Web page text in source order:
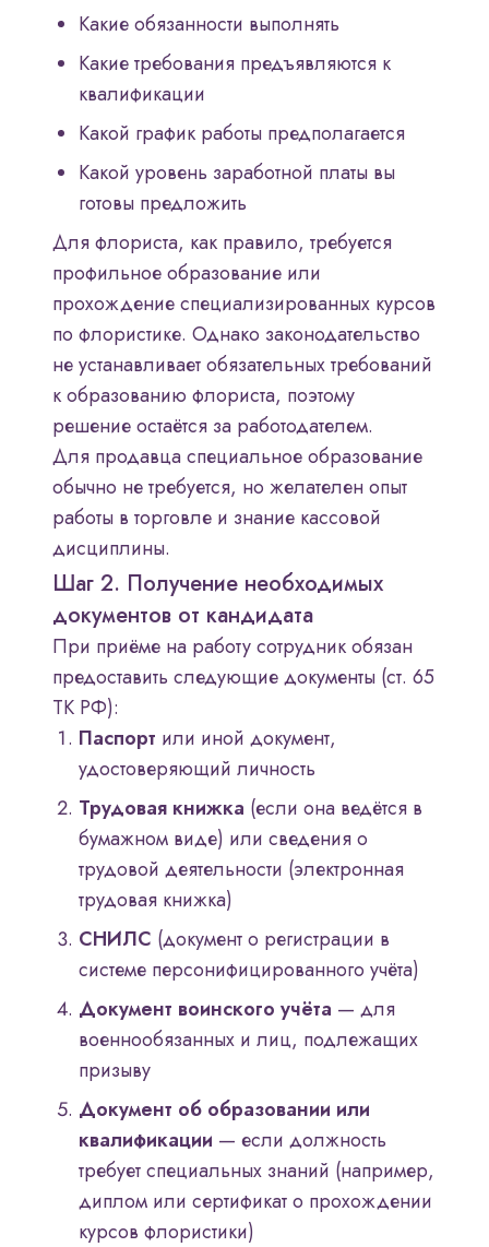
Какие обязанности выполнять
Какие требования предъявляются к
квалификации
Какой график работы предполагается
Какой уровень заработной платы вы
готовы предложить
Для флориста, как правило, требуется
профильное образование или
прохождение специализированных курсов
по флористике. Однако законодательство
не устанавливает обязательных требований
к образованию флориста, поэтому
решение остаётся за работодателем.
Для продавца специальное образование
обычно не требуется, но желателен опыт
работы в торговле и знание кассовой
дисциплины.
Шаг 2. Получение необходимых
документов от кандидата
При приёме на работу сотрудник обязан
предоставить следующие документы (ст. 65
ТК РФ):
Паспорт или иной документ,
удостоверяющий личность
Трудовая книжка (если она ведётся в
бумажном виде) или сведения о
трудовой деятельности (электронная
трудовая книжка)
СНИЛС (документ о регистрации в
системе персонифицированного учёта)
Документ воинского учёта — для
военнообязанных и лиц, подлежащих
призыву
Документ об образовании или
квалификации — если должность
требует специальных знаний (например,
диплом или сертификат о прохождении
курсов флористики)